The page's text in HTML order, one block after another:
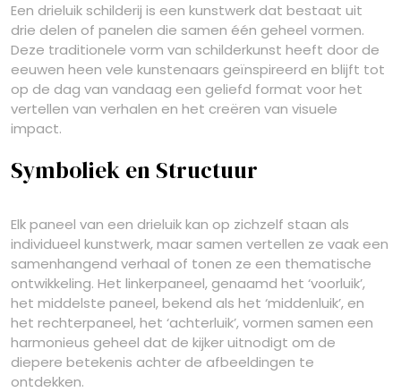
Een drieluik schilderij is een kunstwerk dat bestaat uit
drie delen of panelen die samen één geheel vormen.
Deze traditionele vorm van schilderkunst heeft door de
eeuwen heen vele kunstenaars geïnspireerd en blijft tot
op de dag van vandaag een geliefd format voor het
vertellen van verhalen en het creëren van visuele
impact.
Symboliek en Structuur
Elk paneel van een drieluik kan op zichzelf staan als
individueel kunstwerk, maar samen vertellen ze vaak een
samenhangend verhaal of tonen ze een thematische
ontwikkeling. Het linkerpaneel, genaamd het ‘voorluik’,
het middelste paneel, bekend als het ‘middenluik’, en
het rechterpaneel, het ‘achterluik’, vormen samen een
harmonieus geheel dat de kijker uitnodigt om de
diepere betekenis achter de afbeeldingen te
ontdekken.